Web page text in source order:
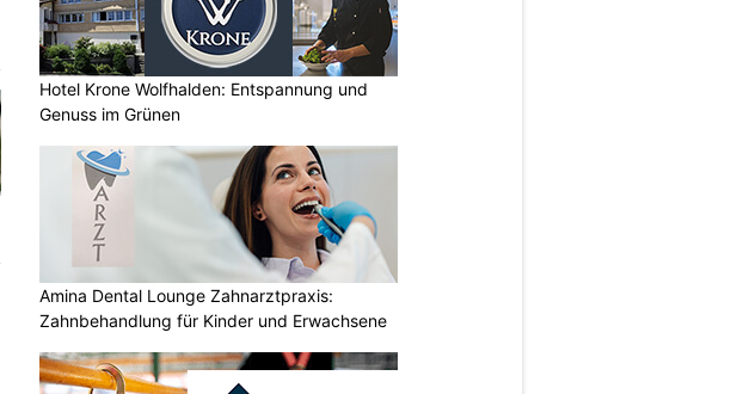
Hotel Krone Wolfhalden: Entspannung und
Genuss im Grünen
Amina Dental Lounge Zahnarztpraxis:
Zahnbehandlung für Kinder und Erwachsene